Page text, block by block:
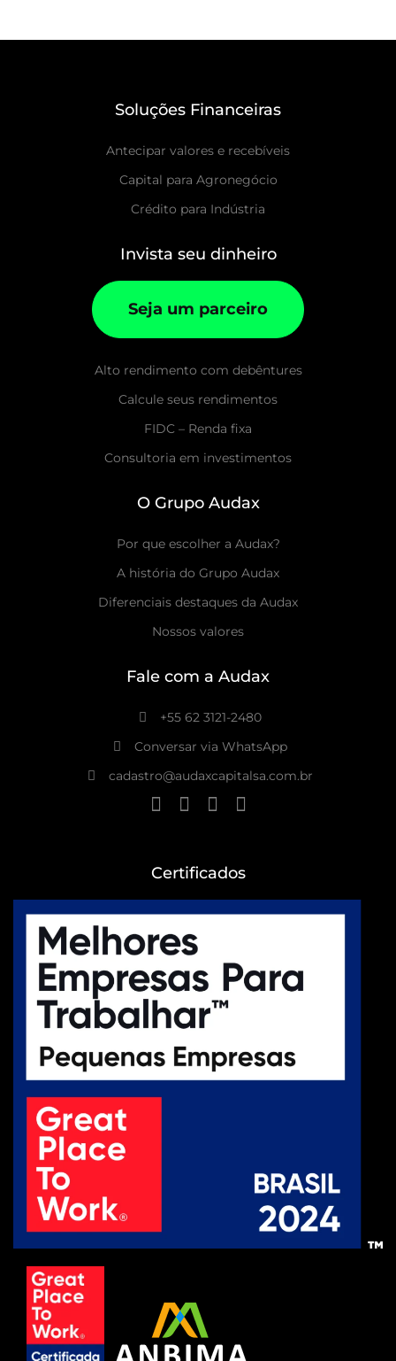
Soluções Financeiras
Antecipar valores e recebíveis
Capital para Agronegócio
Crédito para Indústria
Invista seu dinheiro
Seja um parceiro
Alto rendimento com debêntures
Calcule seus rendimentos
FIDC – Renda fixa
Consultoria em investimentos
O Grupo Audax
Por que escolher a Audax?
A história do Grupo Audax
Diferenciais destaques da Audax
Nossos valores
Fale com a Audax
+55 62 3121-2480
Conversar via WhatsApp
cadastro@audaxcapitalsa.com.br
Certificados